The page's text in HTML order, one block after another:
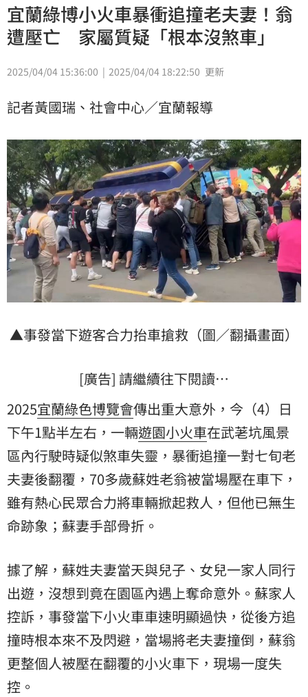
宜蘭綠博小火車暴衝追撞老夫妻！翁
遭壓亡 家屬質疑「根本沒煞車」
2025/04/04 15:36:00 2025/04/04 18:22:50 更新
記者黃國瑞、社會中心／宜蘭報導
▲事發當下遊客合力抬車搶救（圖／翻攝畫面）
[廣告] 請繼續往下閱讀…
2025宜蘭綠色博覽會傳出重大意外，今（4）日
下午1點半左右，一輛遊園小火車在武荖坑風景
區內行駛時疑似煞車失靈，暴衝追撞一對七旬老
夫妻後翻覆，70多歲蘇姓老翁被當場壓在車下，
雖有熱心民眾合力將車輛掀起救人，但他已無生
命跡象；蘇妻手部骨折。
據了解，蘇姓夫妻當天與兒子、女兒一家人同行
出遊，沒想到竟在園區內遇上奪命意外。蘇家人
控訴，事發當下小火車車速明顯過快，從後方追
撞時根本來不及閃避，當場將老夫妻撞倒，蘇翁
更整個人被壓在翻覆的小火車下，現場一度失
控。